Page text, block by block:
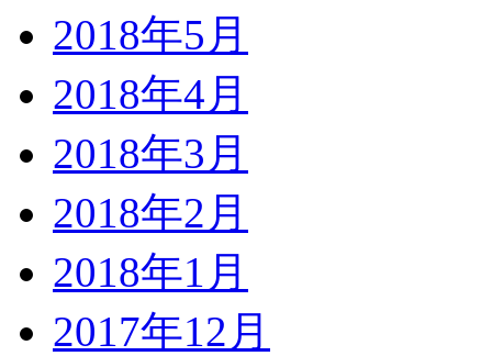
2018年5月
2018年4月
2018年3月
2018年2月
2018年1月
2017年12月